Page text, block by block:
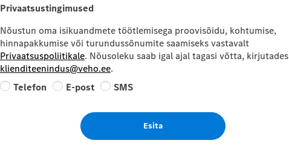
Privaatsustingimused
Nõustun oma isikuandmete töötlemisega proovisõidu, kohtumise,
hinnapakkumise või turundussõnumite saamiseks vastavalt
Privaatsuspoliitikale. Nõusoleku saab igal ajal tagasi võtta, kirjutades
klienditeenindus@veho.ee.
Telefon
E-post SMS
Esita